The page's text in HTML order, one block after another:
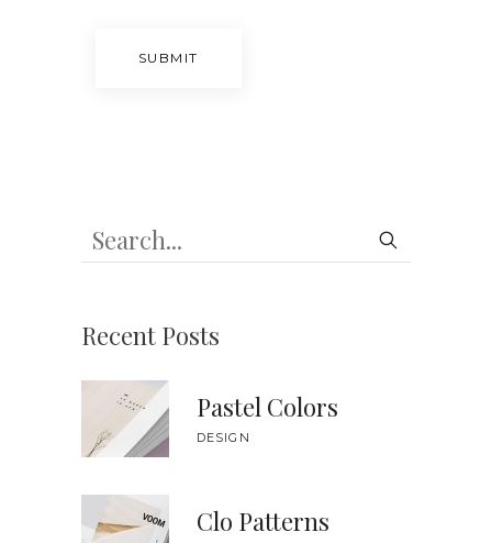
Search
Recent Posts
Pastel Colors
DESIGN
Clo Patterns